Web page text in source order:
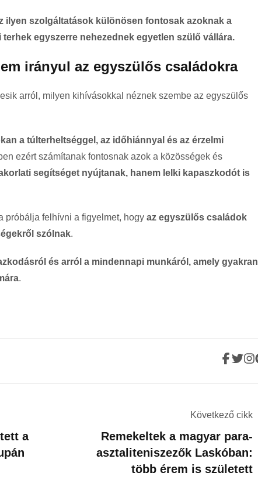
ilyen szolgáltatások különösen fontosak azoknak a
egyszerre nehezednek egyetlen szülő vállára.
irányul az egyszülős családokra
arról, milyen kihívásokkal néznek szembe az egyszülős
a túlterheltséggel, az időhiánnyal és az érzelmi
ezért számítanak fontosnak azok a közösségek és
segítséget nyújtanak, hanem lelki kapaszkodót is
próbálja felhívni a figyelmet, hogy az egyszülős családok
szólnak.
és arról a mindennapi munkáról, amely gyakran
.
a
Következő cikk
Remekeltek a magyar para-
asztaliteniszezők Laskóban:
több érem is született